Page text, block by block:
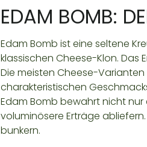
EDAM BOMB:
Edam Bomb ist eine seltene
klassischen Cheese-Klon.
Die meisten Cheese-
charakteristischen
Edam Bomb bewahrt nicht
voluminösere Erträge
bunkern.